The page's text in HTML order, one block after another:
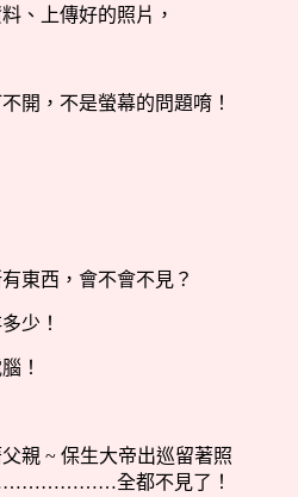
、上傳好的照片，
開，不是螢幕的問題唷！
東西，會不會不見？
少！
！
親 ~ 保生大帝出巡留著照
全都不見了！